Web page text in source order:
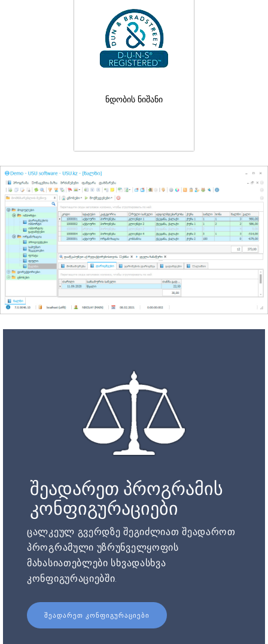
ნდობის ნიშანი
შეადარეთ პროგრამის
კონფიგურაციები
ცალკეულ გვერდზე შეგიძლიათ შეადაროთ
პროგრამული უზრუნველყოფის
მახასიათებლები სხვადასხვა
კონფიგურაციებში.
ᲨᲔᲐᲓᲐᲠᲔᲗ ᲙᲝᲜᲤᲘᲒᲣᲠᲐᲪᲘᲔᲑᲘ